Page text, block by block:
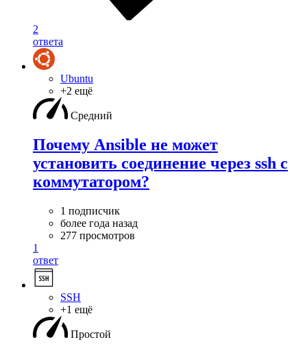
2
ответа
Ubuntu
+2 ещё
Средний
Почему Ansible не может
установить соединение через ssh с
коммутатором?
1 подписчик
более года назад
277 просмотров
1
ответ
SSH
+1 ещё
Простой